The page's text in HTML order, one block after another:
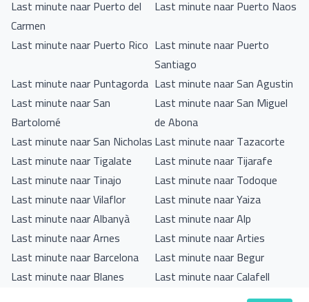
Last minute naar Puerto del
Carmen
Last minute naar Puerto Naos
Last minute naar Puerto Rico Last minute naar Puerto
Santiago
Last minute naar Puntagorda Last minute naar San Agustin
Last minute naar San
Bartolomé
Last minute naar San Miguel
de Abona
Last minute naar San NicholasLast minute naar Tazacorte
Last minute naar Tigalate
Last minute naar Tijarafe
Last minute naar Tinajo
Last minute naar Todoque
Last minute naar Vilaflor
Last minute naar Yaiza
Last minute naar Albanyà
Last minute naar Alp
Last minute naar Arnes
Last minute naar Arties
Last minute naar Barcelona
Last minute naar Begur
Last minute naar Blanes
Last minute naar Calafell
Last minute naar Calogne